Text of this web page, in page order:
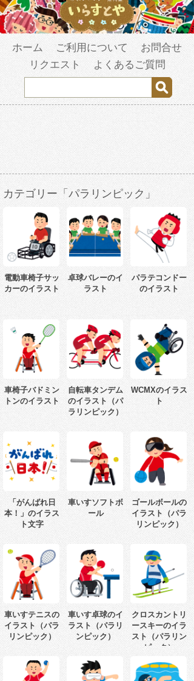
ホーム ご利用について
お問合せ
リクエスト
よくあるご質問
カテゴリー「パラリンピック」
電動車椅子サッ
カーのイラスト
卓球バレーのイ
ラスト
パラテコンドー
のイラスト
車椅子バドミン
トンのイラスト
自転車タンデム
のイラスト（パ
ラリンピック）
WCMXのイラス
ト
「がんばれ日
本！」のイラス
ト文字
車いすソフトボ
ール
ゴールボールの
イラスト（パラ
リンピック）
車いすテニスの
イラスト（パラ
リンピック）
車いす卓球のイ
ラスト（パラリ
ンピック）
クロスカントリ
ースキーのイラ
スト（パラリン
ピック）